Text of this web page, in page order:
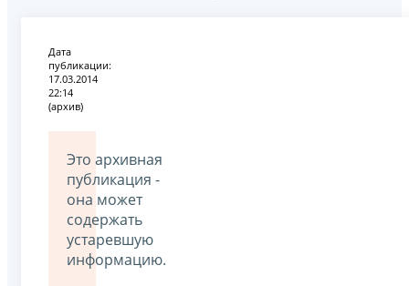
Дата
публикации:
17.03.2014
22:14
(архив)
Это архивная
публикация -
она может
содержать
устаревшую
информацию.